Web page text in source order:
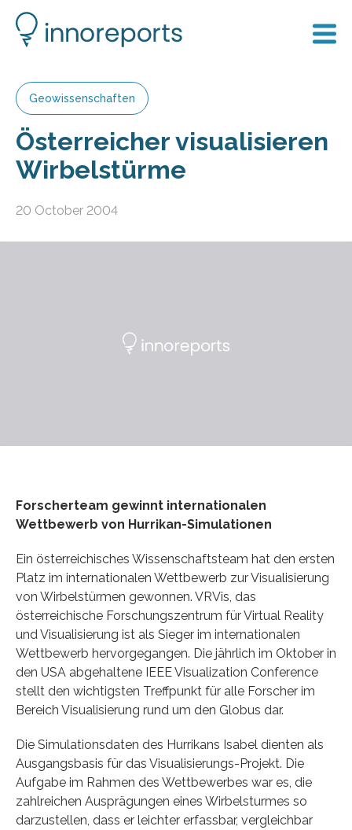
Geowissenschaften
Österreicher visualisieren
Wirbelstürme
20 October 2004
Forscherteam gewinnt internationalen
Wettbewerb von Hurrikan-Simulationen
Ein österreichisches Wissenschaftsteam hat den ersten
Platz im internationalen Wettbewerb zur Visualisierung
von Wirbelstürmen gewonnen. VRVis, das
österreichische Forschungszentrum für Virtual Reality
und Visualisierung ist als Sieger im internationalen
Wettbewerb hervorgegangen. Die jährlich im Oktober in
den USA abgehaltene IEEE Visualization Conference
stellt den wichtigsten Treffpunkt für alle Forscher im
Bereich Visualisierung rund um den Globus dar.
Die Simulationsdaten des Hurrikans Isabel dienten als
Ausgangsbasis für das Visualisierungs-Projekt. Die
Aufgabe im Rahmen des Wettbewerbes war es, die
zahlreichen Ausprägungen eines Wirbelsturmes so
darzustellen, dass er leichter erfassbar, vergleichbar